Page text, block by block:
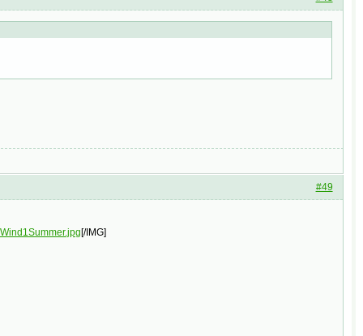
#49
[/IMG]